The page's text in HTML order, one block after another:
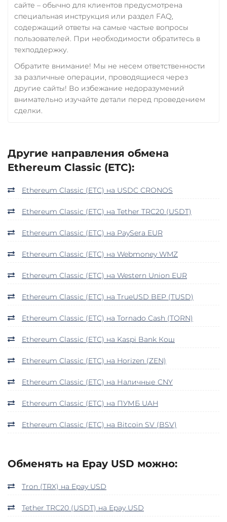
сайте – обычно для клиентов предусмотрена
специальная инструкция или раздел FAQ,
содержащий ответы на самые частые вопросы
пользователей. При необходимости обратитесь в
техподдержку.
Обратите внимание! Мы не несем ответственности
за различные операции, проводящиеся через
другие сайты! Во избежание недоразумений
внимательно изучайте детали перед проведением
сделки.
Другие направления обмена
Ethereum Classic (ETC):
Ethereum Classic (ETC) на USDC CRONOS
Ethereum Classic (ETC) на Tether TRC20 (USDT)
Ethereum Classic (ETC) на PaySera EUR
Ethereum Classic (ETC) на Webmoney WMZ
Ethereum Classic (ETC) на Western Union EUR
Ethereum Classic (ETC) на TrueUSD BEP (TUSD)
Ethereum Classic (ETC) на Tornado Cash (TORN)
Ethereum Classic (ETC) на Kaspi Bank Кош
Ethereum Classic (ETC) на Horizen (ZEN)
Ethereum Classic (ETC) на Наличные CNY
Ethereum Classic (ETC) на ПУМБ UAH
Ethereum Classic (ETC) на Bitcoin SV (BSV)
Обменять на Epay USD можно:
Tron (TRX) на Epay USD
Tether TRC20 (USDT) на Epay USD